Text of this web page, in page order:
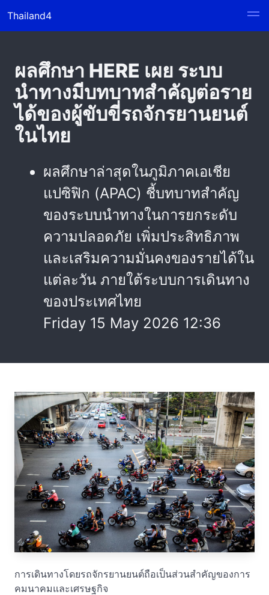
Thailand4
ผลศึกษา HERE เผย ระบบ
นำทางมีบทบาทสำคัญต่อราย
ได้ของผู้ขับขี่รถจักรยานยนต์
ในไทย
ผลศึกษาล่าสุดในภูมิภาคเอเชีย
แปซิฟิก (APAC) ชี้บทบาทสำคัญ
ของระบบนำทางในการยกระดับ
ความปลอดภัย เพิ่มประสิทธิภาพ
และเสริมความมั่นคงของรายได้ใน
แต่ละวัน ภายใต้ระบบการเดินทาง
ของประเทศไทย
Friday 15 May 2026 12:36
การเดินทางโดยรถจักรยานยนต์ถือเป็นส่วนสำคัญของการ
คมนาคมและเศรษฐกิจ